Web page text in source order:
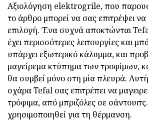
Αξιολόγηση elektrogrile, που
το άρθρο μπορεί να σας επιτρέψει
επιλογή. Ένα συχνά αποκτώνται
έχει περισσότερες λειτουργίες και
υπάρχει εξωτερικό κάλυμμα, και
μαγείρεμα κτύπημα των τροφίμων,
θα συμβεί μόνο στη μία πλευρά.
σχάρα Tefal σας επιτρέπει να
τρόφιμα, από μπριζόλες σε
χρησιμοποιηθεί για τη θέρμανση.